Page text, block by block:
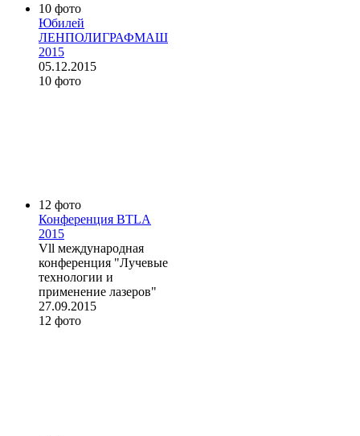
10 фото
Юбилей
ЛЕНПОЛИГРАФМАШ
2015
05.12.2015
10 фото
12 фото
Конференция BTLA
2015
Vll международная
конференция "Лучевые
технологии и
применение лазеров"
27.09.2015
12 фото